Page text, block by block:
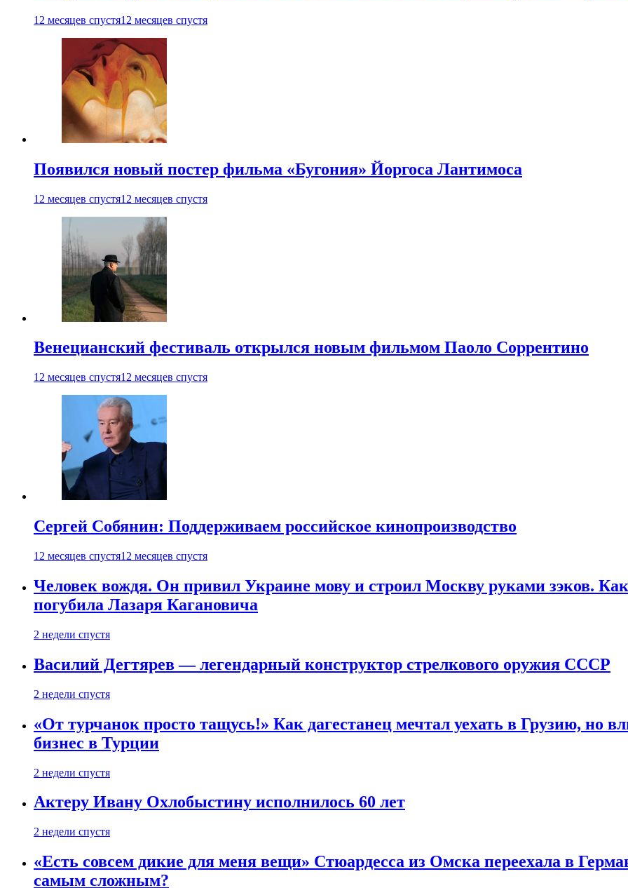
12 месяцев спустя12 месяцев спустя
Появился новый постер фильма «Бугония» Йоргоса Лантимоса
12 месяцев спустя12 месяцев спустя
Венецианский фестиваль открылся новым фильмом Паоло Соррентино
12 месяцев спустя12 месяцев спустя
Сергей Собянин: Поддерживаем российское кинопроизводство
12 месяцев спустя12 месяцев спустя
Человек вождя. Он привил Украине мову и строил Москву руками зэков.
погубила Лазаря Кагановича
2 недели спустя
Василий Дегтярев — легендарный конструктор стрелкового оружия СССР
2 недели спустя
«От турчанок просто тащусь!» Как дагестанец мечтал уехать в Грузию, но
бизнес в Турции
2 недели спустя
Актеру Ивану Охлобыстину исполнилось 60 лет
2 недели спустя
«Есть совсем дикие для меня вещи» Стюардесса из Омска переехала в
самым сложным?